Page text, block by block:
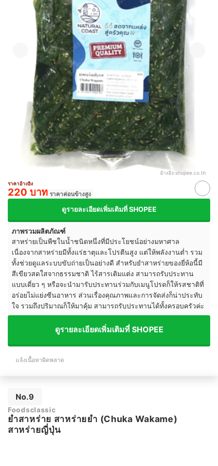
อ้างอิง:shopee.co.th
ราคาอ้างอิง
220 บาท ราคาค่อนข้างสูง
ดูรายละเอียดเพิ่มเติมที่ SHOPEE
ภาพรวมผลิตภัณฑ์
สาหร่ายเป็นพืชในน้ำชนิดหนึ่งที่มีประโยชน์อย่างมหาศาล
เนื่องจากสาหร่ายมีทั้งแร่ธาตุและโปรตีนสูง แต่ให้พลังงานต่ำ รวม
ทั้งช่วยดูแลระบบขับถ่ายเป็นอย่างดี สำหรับยำสาหร่ายของยี่ห้อนี้มี
สีเขียวสดใสจากธรรมชาติ ไร้สารเติมแต่ง สามารถรับประทาน
แบบเดี่ยว ๆ หรือจะนำมารับประทานร่วมกับเมนูโปรดก็ให้รสชาติที่
อร่อยไม่แย่งซีนอาหาร ส่วนเรื่องคุณภาพและการจัดส่งก็น่าประทับ
ใจ รวมถึงปริมาณก็ให้มาคุ้ม สามารถรับประทานได้ทั้งครอบครัวค่ะ
ดูรายละเอียดเพิ่มเติมที่ SHOPEE
แจ้งเนื้อหาผิดพลาด
No.9
Foodsclassic
ยำสาหร่าย สาหร่ายยำ (Chuka Wakame)
สาหร่ายญี่ปุ่น